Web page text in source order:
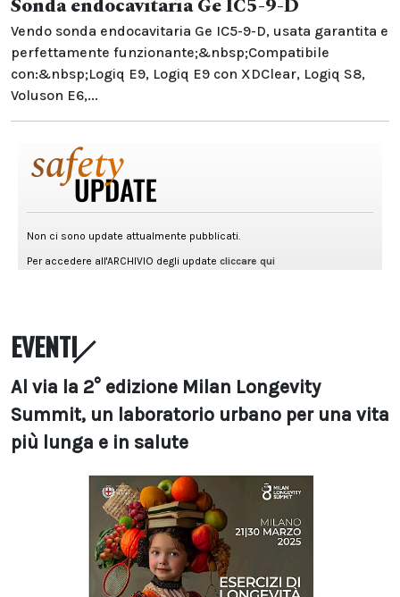
Sonda endocavitaria Ge IC5-9-D
Vendo sonda endocavitaria Ge IC5-9-D, usata garantita e
perfettamente funzionante;&nbsp;Compatibile
con:&nbsp;Logiq E9, Logiq E9 con XDClear, Logiq S8,
Voluson E6,...
EVENTI
Al via la 2° edizione Milan Longevity
Summit, un laboratorio urbano per una vita
più lunga e in salute